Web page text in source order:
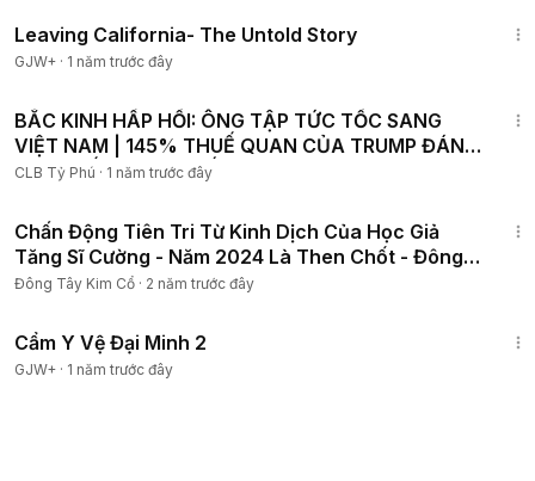
Leaving California- The Untold Story
GJW+ · 1 năm trước đây
BẮC KINH HẤP HỐI: ÔNG TẬP TỨC TỐC SANG
VIỆT NAM | 145% THUẾ QUAN CỦA TRUMP ĐÁNH
SẬP K.TẾ TRUNG QUỐC!
CLB Tỷ Phú · 1 năm trước đây
Chấn Động Tiên Tri Từ Kinh Dịch Của Học Giả
Tăng Sĩ Cường - Năm 2024 Là Then Chốt - Đông
Tây Kim Cổ
Đông Tây Kim Cổ · 2 năm trước đây
Cẩm Y Vệ Đại Minh 2
GJW+ · 1 năm trước đây